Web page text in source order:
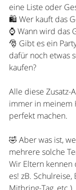
eine Liste oder
🛍 Wer kauft das
⌚️ Wann wird das
🎅 Gibt es ein
dafür noch etwas
kaufen?
Alle diese Zusatz-
immer in meinem
perfekt machen.
🤣 Aber was ist,
mehrere solche
Wir Eltern
es! zB.